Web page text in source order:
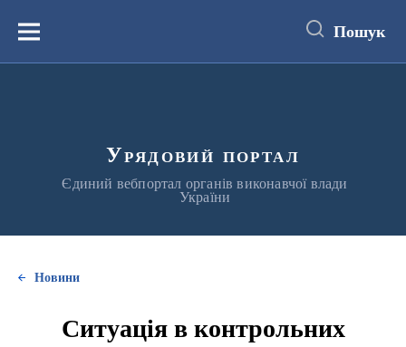
вмістуМеню Пошук
Урядовий портал
Єдиний вебпортал органів виконавчої влади
України
Новини
Ситуація в контрольних